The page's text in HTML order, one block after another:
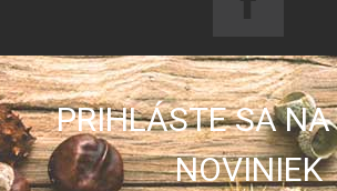
PRIHLÁSTE SA NA
NOVINIEK